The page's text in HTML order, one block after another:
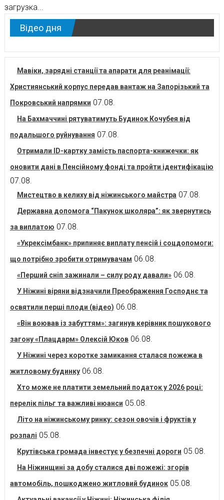
загрузка...
Відео дня
Мавіки, зарядні станції та апарати для реанімації:
Християнський корпус передав вантаж на Запорізький та
Покровський напрямки 07.08.
На Бахмаччині рятуватимуть Будинок Кочубея від
подальшого руйнування 07.08.
Отримали ID-картку замість паспорта-книжечки: як
оновити дані в Пенсійному фонді та пройти ідентифікацію
07.08.
Мистецтво в келиху від ніжинського майстра 07.08.
Державна допомога “Пакунок школяра”: як звернутись
за виплатою 07.08.
«Укрексімбанк» припиняє виплату пенсій і соцдопомоги:
що потрібно зробити отримувачам 06.08.
«Перший сніп зажинали – силу роду давали» 06.08.
У Ніжині віряни відзначили Преображення Господнє та
освятили перші плоди (відео) 06.08.
«Він воював із забуттям»: загинув керівник пошукового
загону «Плацдарм» Олексій Юков 06.08.
У Ніжині через коротке замикання сталася пожежа в
житловому будинку 06.08.
Хто може не платити земельний податок у 2026 році:
перелік пільг та важливі нюанси 05.08.
Літо на ніжинському ринку: сезон овочів і фруктів у
розпалі 05.08.
Крутівська громада інвестує у безпечні дороги 05.08.
На Ніжинщині за добу сталися дві пожежі: згорів
автомобіль, пошкоджено житловий будинок 05.08.